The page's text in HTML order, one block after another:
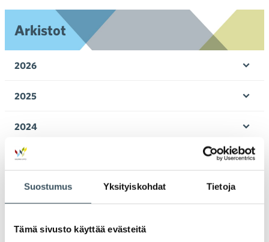
Suostumus Yksityiskohdat Tietoja
Tämä sivusto käyttää evästeitä
Arkistot
2026
2025
2024
2023
2022